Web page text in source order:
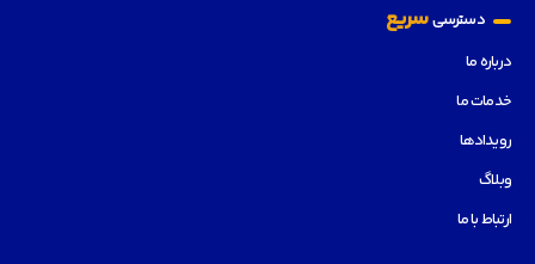
دسترسیسریع
درباره ما
خدمات ما
رویدادها
وبلاگ
ارتباط با ما